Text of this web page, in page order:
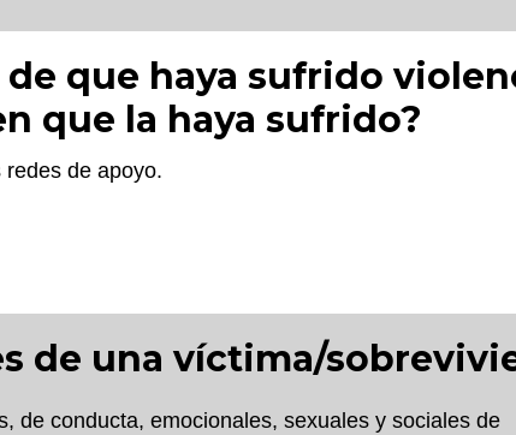
de que haya sufrido
que la haya sufrido?
de apoyo.
de una víctima/
de conducta, emocionales, sexuales y sociales de